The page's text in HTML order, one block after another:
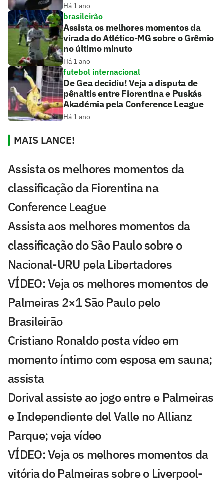
Há 1 ano
brasileirão
Assista os melhores momentos da
virada do Atlético-MG sobre o Grêmio
no último minuto
Há 1 ano
futebol internacional
De Gea decidiu! Veja a disputa de
pênaltis entre Fiorentina e Puskás
Akadémia pela Conference League
Há 1 ano
MAIS LANCE!
Assista os melhores momentos da
classificação da Fiorentina na
Conference League
Assista aos melhores momentos da
classificação do São Paulo sobre o
Nacional-URU pela Libertadores
VÍDEO: Veja os melhores momentos de
Palmeiras 2×1 São Paulo pelo
Brasileirão
Cristiano Ronaldo posta vídeo em
momento íntimo com esposa em sauna;
assista
Dorival assiste ao jogo entre e Palmeiras
e Independiente del Valle no Allianz
Parque; veja vídeo
VÍDEO: Veja os melhores momentos da
vitória do Palmeiras sobre o Liverpool-